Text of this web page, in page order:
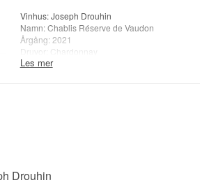
Vinhus: Joseph Drouhin
Namn: Chablis Réserve de Vaudon
Årgång: 2021
Druvor: Chardonnay
Land: Frankrike
Les mer
Drouhin